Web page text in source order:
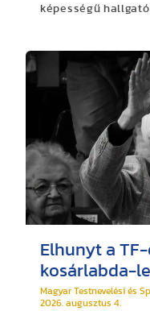
képességű
Elhunyt a
kosárlabda-
Magyar Testnevelési és
2026. augusztus 4.